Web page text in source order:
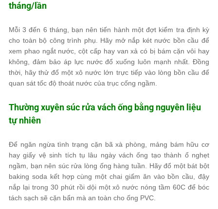
tháng/lần
Mỗi 3 đến 6 tháng, bạn nên tiến hành một đợt kiểm tra định kỳ
cho toàn bộ công trình phụ. Hãy mở nắp két nước bồn cầu để
xem phao ngắt nước, cột cấp hay van xả có bị bám cặn vôi hay
không, đảm bảo áp lực nước đổ xuống luôn mạnh nhất. Đồng
thời, hãy thử đổ một xô nước lớn trực tiếp vào lòng bồn cầu để
quan sát tốc độ thoát nước của trục cống ngầm.
Thường xuyên súc rửa vách ống bằng nguyên liệu
tự nhiên
Để ngăn ngừa tình trạng cặn bã xà phòng, mảng bám hữu cơ
hay giấy vệ sinh tích tụ lâu ngày vách ống tạo thành ổ nghẹt
ngầm, bạn nên súc rửa lòng ống hàng tuần. Hãy đổ một bát bột
baking soda kết hợp cùng một chai giấm ăn vào bồn cầu, đậy
nắp lại trong 30 phút rồi dội một xô nước nóng tầm 60C để bóc
tách sạch sẽ cặn bẩn mà an toàn cho ống PVC.